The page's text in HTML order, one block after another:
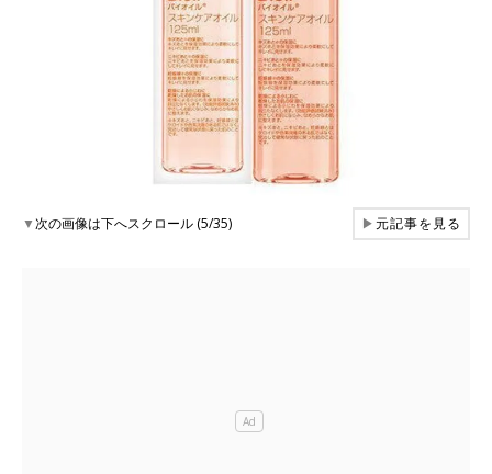
▼次の画像は下へスクロール (5/35) ▶元記事を見る